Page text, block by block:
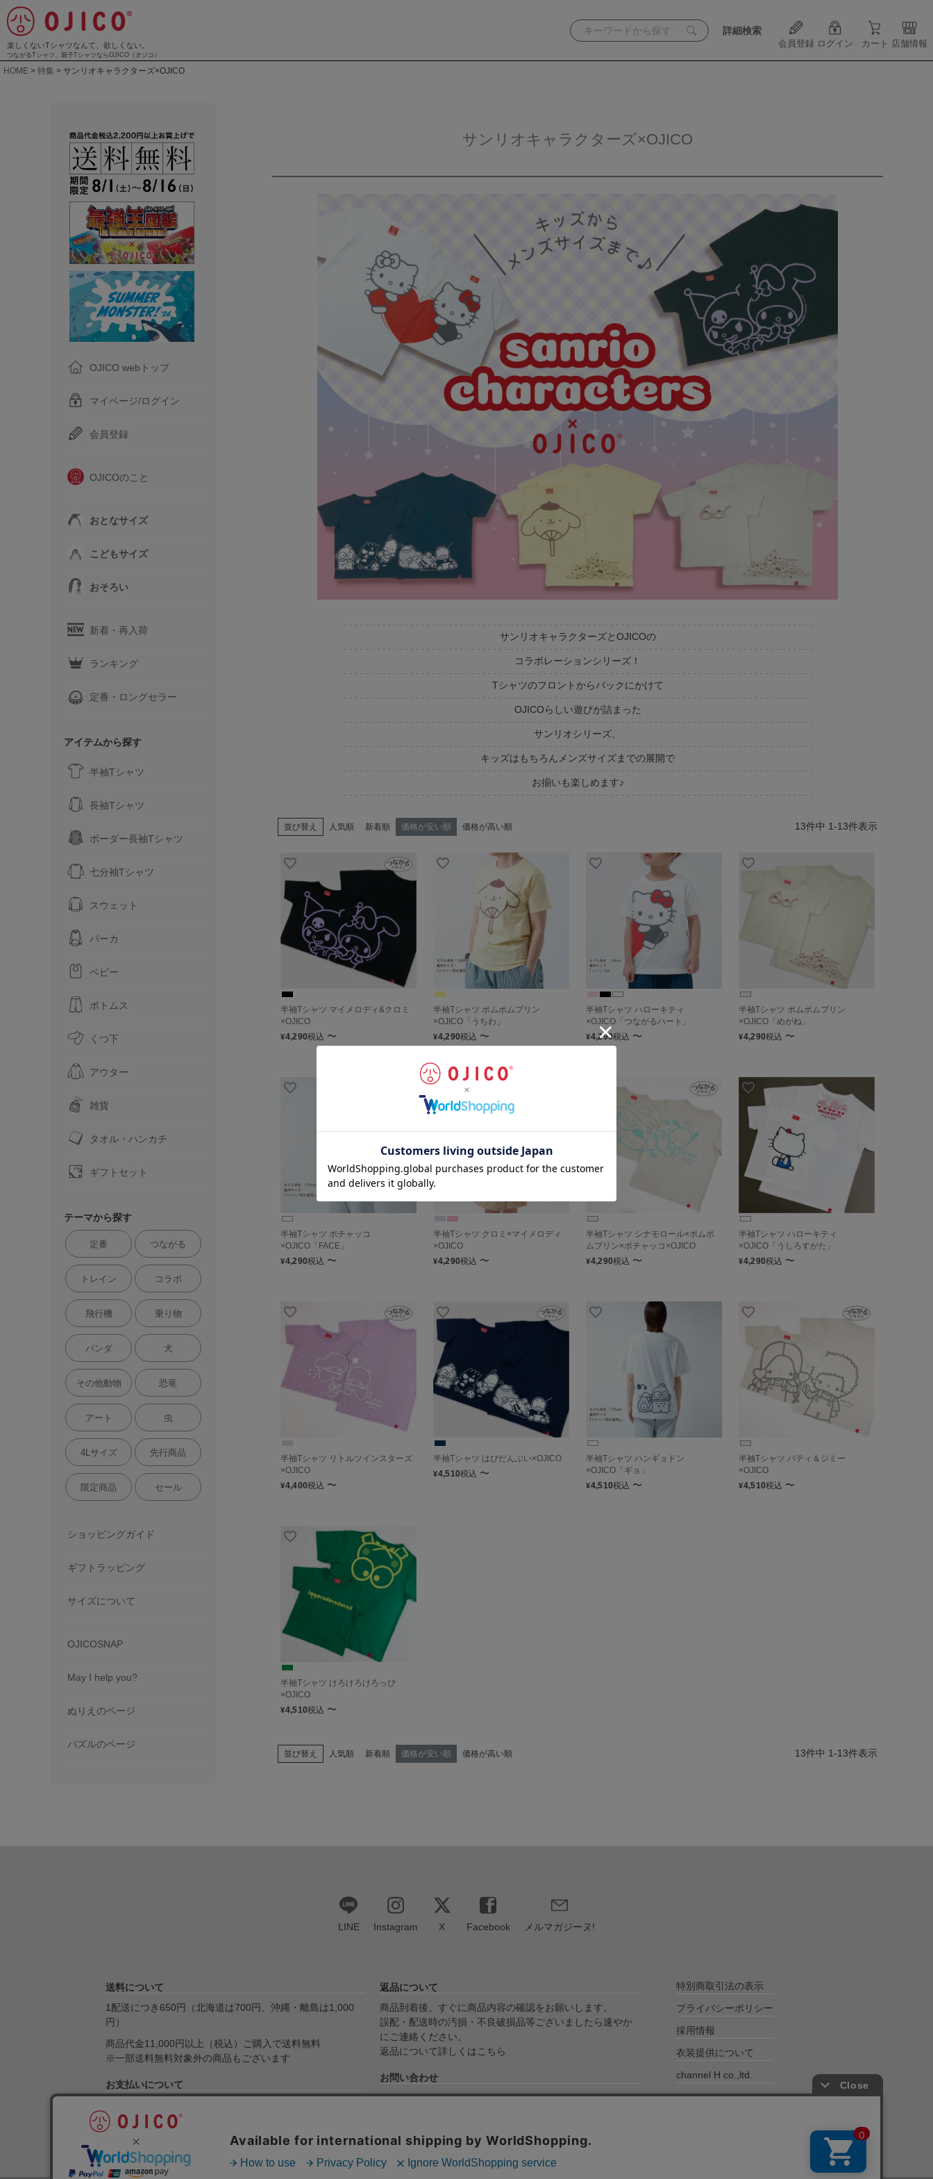
楽しくないTシャツなんて、欲しくない。
つながるTシャツ、親子TシャツならOJICO（オジコ）
詳細検索
会員登録 ログイン カート 店舗情報
HOME 特集 サンリオキャラクターズ×OJICO
OJICO webトップ
マイページ/ログイン
会員登録
OJICOのこと
おとなサイズ
こどもサイズ
おそろい
新着・再入荷
ランキング
定番・ロングセラー
アイテムから探す
半袖Tシャツ
長袖Tシャツ
ボーダー長袖Tシャツ
七分袖Tシャツ
スウェット
パーカ
ベビー
ボトムス
くつ下
アウター
雑貨
タオル・ハンカチ
ギフトセット
テーマから探す
定番 つながる
トレイン コラボ
飛行機 乗り物
パンダ 犬
その他動物 恐竜
アート 虫
4Lサイズ 先行商品
限定商品 セール
ショッピングガイド
ギフトラッピング
サイズについて
OJICOSNAP
May I help you?
ぬりえのページ
パズルのページ
サンリオキャラクターズ×OJICO
サンリオキャラクターズとOJICOの
コラボレーションシリーズ！
Tシャツのフロントからバックにかけて
OJICOらしい遊びが詰まった
サンリオシリーズ、
キッズはもちろんメンズサイズまでの展開で
お揃いも楽しめます♪
並び替え 人気順 新着順 価格が安い順 価格が高い順 13件中 1-13件表示
半袖Tシャツ マイメロディ&クロミ
×OJICO
¥4,290税込 〜
半袖Tシャツ ポムポムプリン
×OJICO「うちわ」
¥4,290税込 〜
半袖Tシャツ ハローキティ
×OJICO「つながるハート」
¥4,290税込 〜
半袖Tシャツ ポムポムプリン
×OJICO「めがね」
¥4,290税込 〜
半袖Tシャツ ポチャッコ
×OJICO「FACE」
¥4,290税込 〜
半袖Tシャツ クロミ×マイメロディ
×OJICO
¥4,290税込 〜
半袖Tシャツ シナモロール×ポムポ
ムプリン×ポチャッコ×OJICO
¥4,290税込 〜
半袖Tシャツ ハローキティ
×OJICO「うしろすがた」
¥4,290税込 〜
半袖Tシャツ リトルツインスターズ
×OJICO
¥4,400税込 〜
半袖Tシャツ はぴだんぶい×OJICO
¥4,510税込 〜
半袖Tシャツ ハンギョドン
×OJICO「ギョ」
¥4,510税込 〜
半袖Tシャツ パティ＆ジミー
×OJICO
¥4,510税込 〜
半袖Tシャツ けろけろけろっぴ
×OJICO
¥4,510税込 〜
並び替え 人気順 新着順 価格が安い順 価格が高い順 13件中 1-13件表示
LINE Instagram X Facebook メルマガジーヌ!
送料について
1配送につき650円（北海道は700円、沖縄・離島は1,000
円）
商品代金11,000円以上（税込）ご購入で送料無料
※一部送料無料対象外の商品もございます
お支払いについて
引換・銀行振込・ゆうちょ銀行がご利用になれます。
送料とお支払いについて詳しくはこちら
返品について
商品到着後、すぐに商品内容の確認をお願いします。
誤配・配送時の汚損・不良破損品等ございましたら速やか
にご連絡ください。
返品について詳しくはこちら
お問い合わせ
メールでのお問い合わせ
お電話でのお問い合わせ
076-246-5050（平日11:00-17:00）
特別商取引法の表示
プライバシーポリシー
採用情報
衣装提供について
channel H co.,ltd.